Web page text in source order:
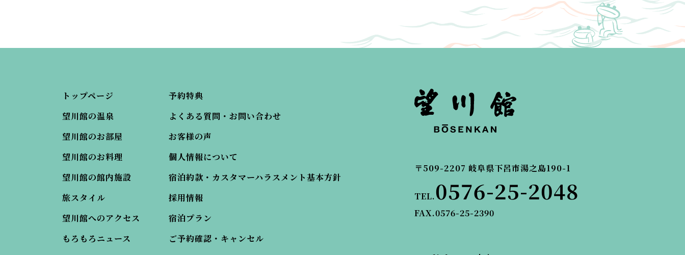
トップページ
望川館の温泉
望川館のお部屋
望川館のお料理
望川館の館内施設
旅スタイル
望川館へのアクセス
もろもろニュース
予約特典
よくある質問・お問い合わせ
お客様の声
個人情報について
宿泊約款・カスタマーハラスメント基本方針
採用情報
宿泊プラン
ご予約確認・キャンセル
〒509-2207 岐阜県下呂市湯之島190-1
TEL.0576-25-2048
FAX.0576-25-2390